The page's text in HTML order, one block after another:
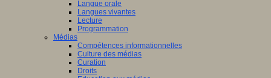
Langue orale
Langues vivantes
Lecture
Programmation
Médias
Compétences informationnelles
Culture des médias
Curation
Droits